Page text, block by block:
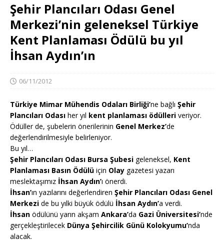
Şehir Plancıları Odası Genel
Merkezi’nin geleneksel Türkiye
Kent Planlaması Ödülü bu yıl
İhsan Aydın’ın
06/11/2012
Türkiye Mimar Mühendis Odaları Birliği’ne bağlı Şehir
Plancıları Odası her yıl kent planlaması ödülleri veriyor.
Ödüller de, şubelerin önerilerinin Genel Merkez’de
değerlendirilmesiyle belirleniyor.
Bu yıl…
Şehir Plancıları Odası Bursa Şubesi geleneksel, Kent
Planlaması Basın Ödülü için Olay gazetesi yazarı
meslektaşımız İhsan Aydın’ı önerdi.
İhsan’ın yazılarını değerlendiren Şehir Plancıları Odası Genel
Merkezi de bu yılki büyük ödülü İhsan Aydın’a verdi.
İhsan ödülünü yarın akşam Ankara’da Gazi Üniversitesi’nde
gerçekleştirilecek Dünya Şehircilik Günü Kolokyumu’nda
alacak.